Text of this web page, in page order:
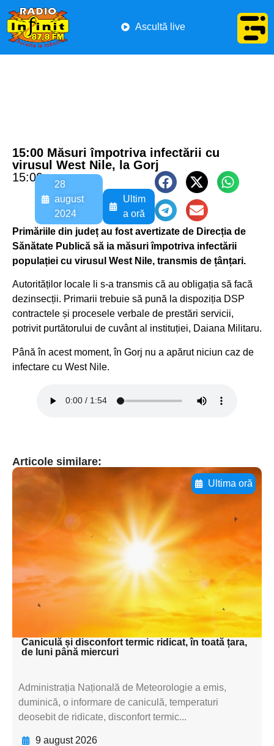
Ascultă live
15:00 Măsuri împotriva infectării cu
virusul West Nile, la Gorj
15:00
28
august
2024
Ultim
a oră
Primăriile din județ au fost avertizate de Direcția de
Sănătate Publică să ia măsuri împotriva infectării
populației cu virusul West Nile, transmis de țânțari.
Autorităților locale li s-a transmis că au obligația să facă
dezinsecții. Primarii trebuie să pună la dispoziția DSP
contractele și procesele verbale de prestări servicii,
potrivit purtătorului de cuvânt al instituției, Daiana Militaru.
Până în acest moment, în Gorj nu a apărut niciun caz de
infectare cu West Nile.
Articole similare:
Ultima oră
Adaugă aici textul pentru
subtitluAdaugă aici
textul pentru
subtitluAdaugă aici
textul pentru
subtitluAdaugă aici
textul pentru subti
Caniculă și disconfort termic ridicat, în toată țara,
de luni până miercuri
Administrația Națională de Meteorologie a emis,
duminică, o informare de caniculă, temperaturi
deosebit de ridicate, disconfort termic...
9 august 2026